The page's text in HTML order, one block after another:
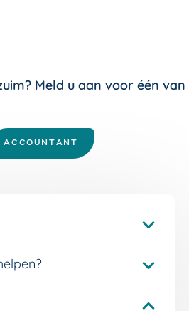
Meld u aan voor één van
ACCOUNTANT